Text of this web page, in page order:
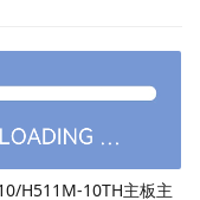
H511M-10TH主板主